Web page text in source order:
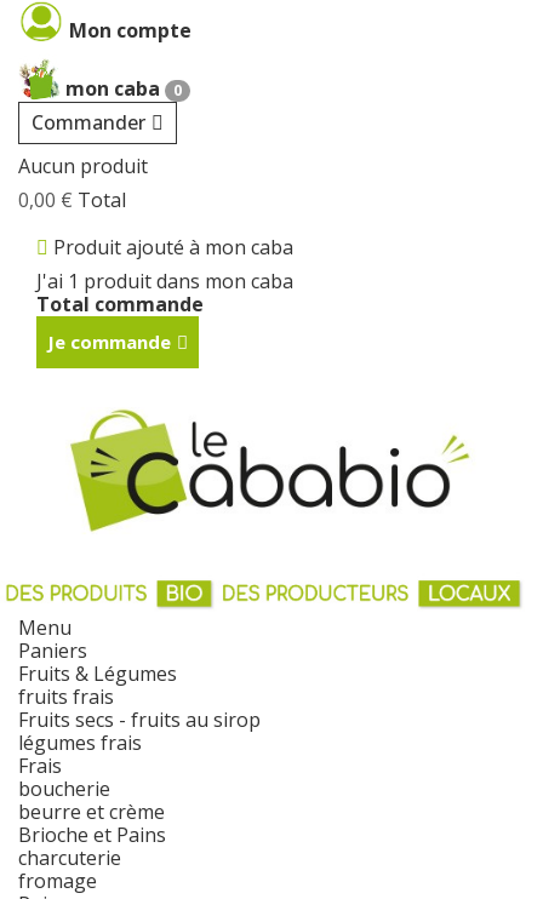
Mon compte
mon caba 0
Commander
Aucun produit
0,00 € Total
Produit ajouté à mon caba
J'ai 1 produit dans mon caba
Total commande
Je commande
Menu
Paniers
Fruits & Légumes
fruits frais
Fruits secs - fruits au sirop
légumes frais
Frais
boucherie
beurre et crème
Brioche et Pains
charcuterie
fromage
Cookies management panel